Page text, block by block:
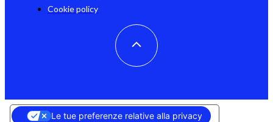
Cookie policy
Le tue preferenze relative alla privacy